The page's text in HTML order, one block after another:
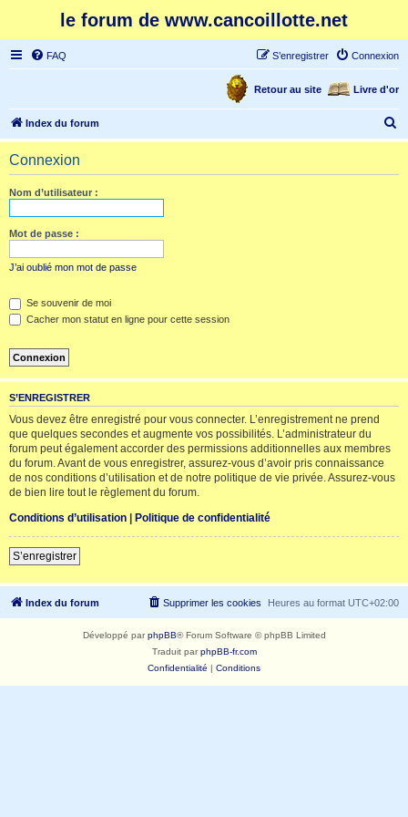
le forum de www.cancoillotte.net
FAQ Connexion
S’enregistrer
Livre d'or
Retour au site
Index du forum
e
Connexion
Nom d’utilisateur :
Mot de passe :
J’ai oublié mon mot de passe
Se souvenir de moi
Cacher mon statut en ligne pour cette session
S’ENREGISTRER
Vous devez être enregistré pour vous connecter. L’enregistrement ne prend
que quelques secondes et augmente vos possibilités. L’administrateur du
forum peut également accorder des permissions additionnelles aux membres
du forum. Avant de vous enregistrer, assurez-vous d’avoir pris connaissance
de nos conditions d’utilisation et de notre politique de vie privée. Assurez-vous
de bien lire tout le règlement du forum.
Conditions d’utilisation | Politique de confidentialité
S’enregistrer
Index du forum Heures au format UTC+02:00
Supprimer les cookies
Développé parphpBB® Forum Software © phpBB Limited
Traduit parphpBB-fr.com
Confidentialité | Conditions